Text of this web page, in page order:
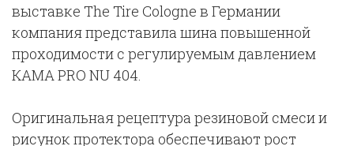
выставке The Tire Cologne в Германии
компания представила шина повышенной
проходимости с регулируемым давлением
КАМА PRO NU 404.
Оригинальная рецептура резиновой смеси и
рисунок протектора обеспечивают рост